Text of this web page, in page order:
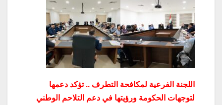
اللجنة الفرعية لمكافحة التطرف .. تؤكد دعمها
لتوجهات الحكومة ورؤيتها في دعم التلاحم الوطني